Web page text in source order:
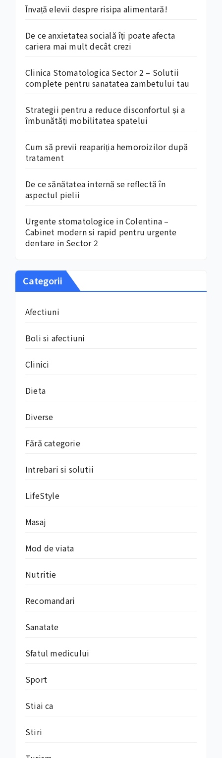
Învață elevii despre risipa alimentară!
De ce anxietatea socială îți poate afecta
cariera mai mult decât crezi
Clinica Stomatologica Sector 2 – Solutii
complete pentru sanatatea zambetului tau
Strategii pentru a reduce disconfortul și a
îmbunătăți mobilitatea spatelui
Cum să previi reapariția hemoroizilor după
tratament
De ce sănătatea internă se reflectă în
aspectul pielii
Urgente stomatologice in Colentina –
Cabinet modern si rapid pentru urgente
dentare in Sector 2
Categorii
Afectiuni
Boli si afectiuni
Clinici
Dieta
Diverse
Fără categorie
Intrebari si solutii
LifeStyle
Masaj
Mod de viata
Nutritie
Recomandari
Sanatate
Sfatul medicului
Sport
Stiai ca
Stiri